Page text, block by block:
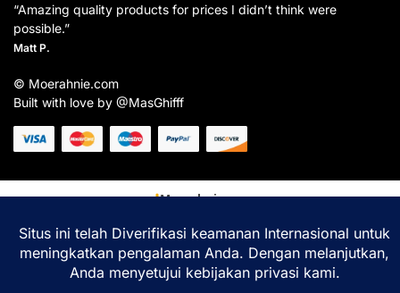
“Amazing quality products for prices I didn’t think were
possible.”
Matt P.
© Moerahnie.com
Built with love by @MasGhifff
Moerahnie.com
pengalaman belanja terbaik Anda.